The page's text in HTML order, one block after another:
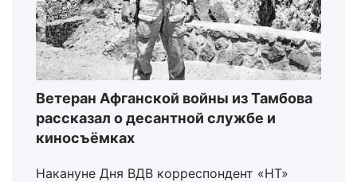
Ветеран Афганской войны из Тамбова
рассказал о десантной службе и
киносъёмках
Накануне Дня ВДВ корреспондент «НТ»